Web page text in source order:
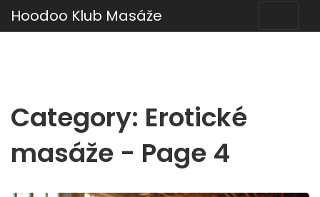
Hoodoo Klub Masáže
Category: Erotické
masáže - Page 4